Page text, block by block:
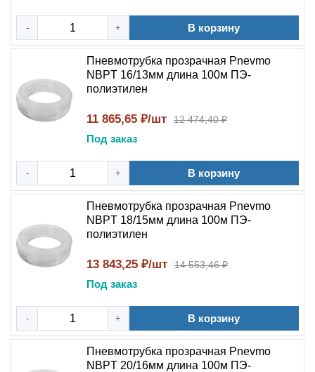
- + В корзину
Пневмотрубка прозрачная Pnevmo
NBPT 16/13мм длина 100м ПЭ-
полиэтилен
11 865,65 ₽/шт 12 474,40 ₽
Под заказ
- + В корзину
Пневмотрубка прозрачная Pnevmo
NBPT 18/15мм длина 100м ПЭ-
полиэтилен
13 843,25 ₽/шт 14 553,46 ₽
Под заказ
- + В корзину
Пневмотрубка прозрачная Pnevmo
NBPT 20/16мм длина 100м ПЭ-